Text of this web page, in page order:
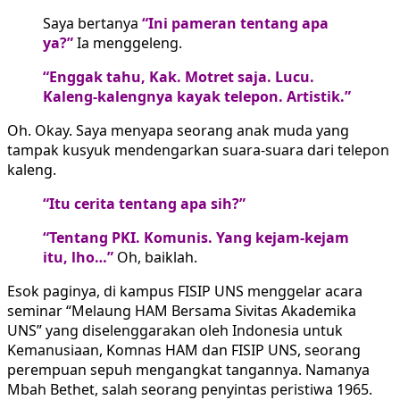
Saya bertanya “Ini pameran tentang apa
ya?”Ia menggeleng.
“Enggak tahu, Kak. Motret saja. Lucu.
Kaleng-kalengnya kayak telepon. Artistik.”
Oh. Okay. Saya menyapa seorang anak muda yang
tampak kusyuk mendengarkan suara-suara dari telepon
kaleng.
“Itu cerita tentang apa sih?”
“Tentang PKI. Komunis. Yang kejam-kejam
itu, lho…” Oh, baiklah.
Esok paginya, di kampus FISIP UNS menggelar acara
seminar “Melaung HAM Bersama Sivitas Akademika
UNS” yang diselenggarakan oleh Indonesia untuk
Kemanusiaan, Komnas HAM dan FISIP UNS, seorang
perempuan sepuh mengangkat tangannya. Namanya
Mbah Bethet, salah seorang penyintas peristiwa 1965.